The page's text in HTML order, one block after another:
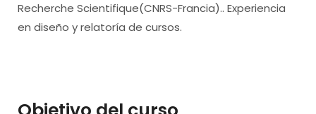
Recherche Scientifique(CNRS-Francia).. Experiencia
en diseño y relatoría de cursos.